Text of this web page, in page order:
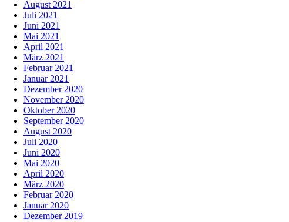
August 2021
Juli 2021
Juni 2021
Mai 2021
April 2021
März 2021
Februar 2021
Januar 2021
Dezember 2020
November 2020
Oktober 2020
September 2020
August 2020
Juli 2020
Juni 2020
Mai 2020
April 2020
März 2020
Februar 2020
Januar 2020
Dezember 2019